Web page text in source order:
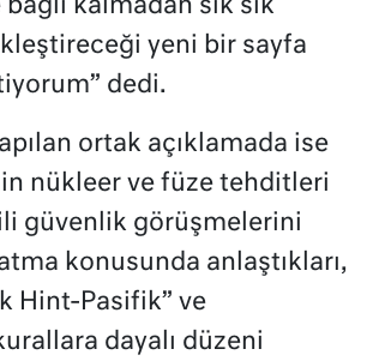
kalmadan sık sık
yeni bir sayfa
dedi.
ortak açıklamada ise
nükleer ve füze tehditleri
güvenlik görüşmelerini
konusunda anlaştıkları,
Hint-Pasifik” ve
dayalı düzeni